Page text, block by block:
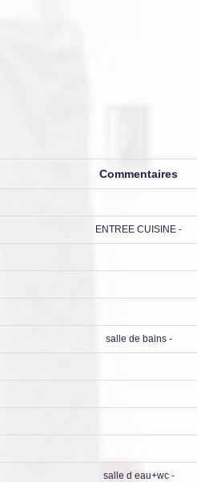
Commentaires
ENTREE CUISINE -
salle de bains -
salle d eau+wc -